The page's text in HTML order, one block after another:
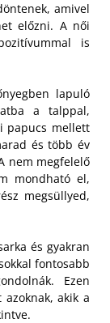
amivel
előzni. A női
is
lapuló
a talppal,
papucs mellett
és több év
nem megfelelő
mondható el,
megsüllyed,
és gyakran
fontosabb
Ezen
akik a